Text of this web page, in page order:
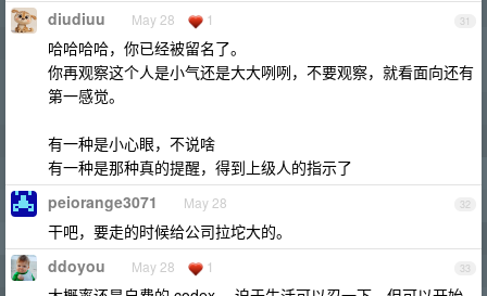
31
diudiuu May 28 1
哈哈哈哈，你已经被留名了。
你再观察这个人是小气还是大大咧咧，不要观察，就看面向还有
第一感觉。
有一种是小心眼，不说啥
有一种是那种真的提醒，得到上级人的指示了
32
peiorange3071 May 28
干吧，要走的时候给公司拉坨大的。
33
ddoyou May 28 1